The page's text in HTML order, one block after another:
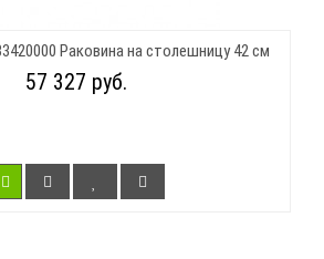
Раковина на столешницу 42 см
57 327 руб.